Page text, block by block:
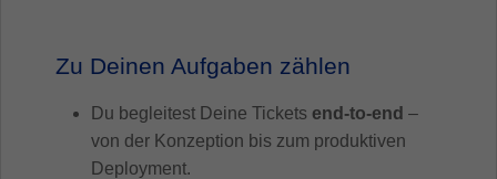
Zu Deinen Aufgaben zählen
Du begleitest Deine Tickets end-to-end –
von der Konzeption bis zum produktiven
Deployment.